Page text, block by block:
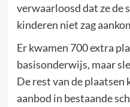
verwaarloosd dat ze de
kinderen niet zag
Er kwamen 700 extra
basisonderwijs, maar
De rest van de plaatsen
aanbod in bestaande